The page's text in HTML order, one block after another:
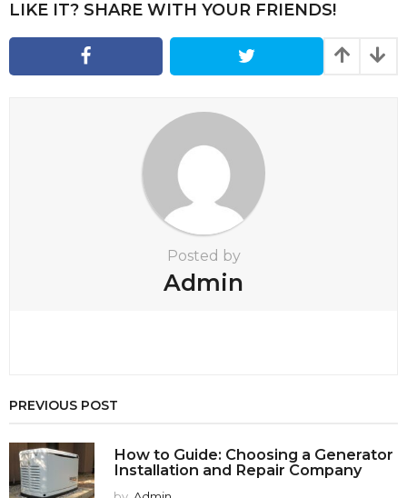
i
n
t
LIKE IT? SHARE WITH YOUR FRIENDS!
Posted by
Admin
PREVIOUS POST
How to Guide: Choosing a Generator
Installation and Repair Company